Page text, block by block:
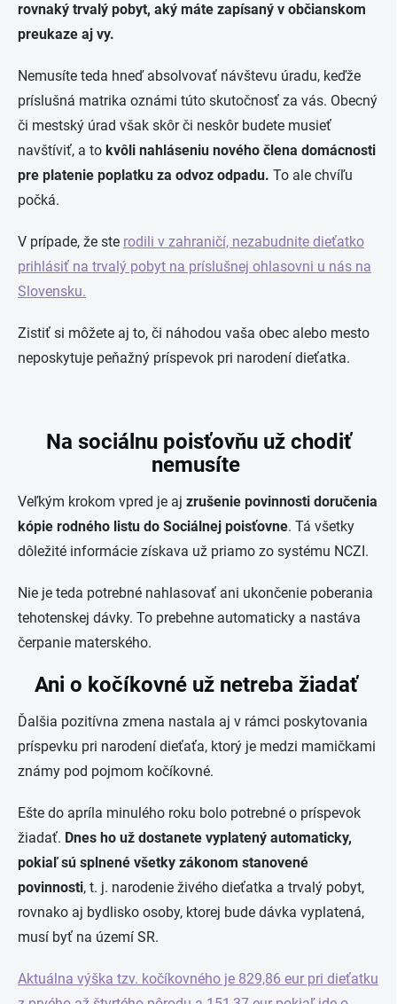
rovnaký trvalý pobyt, aký máte zapísaný v občianskom
preukaze aj vy.
Nemusíte teda hneď absolvovať návštevu úradu, keďže
príslušná matrika oznámi túto skutočnosť za vás. Obecný
či mestský úrad však skôr či neskôr budete musieť
navštíviť, a to kvôli nahláseniu nového člena domácnosti
pre platenie poplatku za odvoz odpadu. To ale chvíľu
počká.
V prípade, že ste rodili v zahraničí, nezabudnite dieťatko
prihlásiť na trvalý pobyt na príslušnej ohlasovni u nás na
Slovensku.
Zistiť si môžete aj to, či náhodou vaša obec alebo mesto
neposkytuje peňažný príspevok pri narodení dieťatka.
Na sociálnu poisťovňu už chodiť
nemusíte
Veľkým krokom vpred je aj zrušenie povinnosti doručenia
kópie rodného listu do Sociálnej poisťovne. Tá všetky
dôležité informácie získava už priamo zo systému NCZI.
Nie je teda potrebné nahlasovať ani ukončenie poberania
tehotenskej dávky. To prebehne automaticky a nastáva
čerpanie materského.
Ani o kočíkovné už netreba žiadať
Ďalšia pozitívna zmena nastala aj v rámci poskytovania
príspevku pri narodení dieťaťa, ktorý je medzi mamičkami
známy pod pojmom kočíkovné.
Ešte do apríla minulého roku bolo potrebné o príspevok
žiadať. Dnes ho už dostanete vyplatený automaticky,
pokiaľ sú splnené všetky zákonom stanovené
povinnosti, t. j. narodenie živého dieťatka a trvalý pobyt,
rovnako aj bydlisko osoby, ktorej bude dávka vyplatená,
musí byť na území SR.
Aktuálna výška tzv. kočíkovného je 829,86 eur pri dieťatku